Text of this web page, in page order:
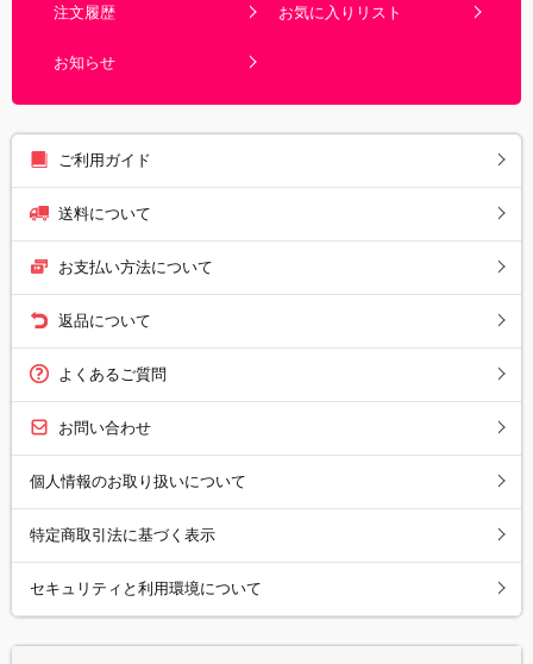
注文履歴 お気に入りリスト
お知らせ
ご利用ガイド
送料について
お支払い方法について
返品について
よくあるご質問
お問い合わせ
個人情報のお取り扱いについて
特定商取引法に基づく表示
セキュリティと利用環境について